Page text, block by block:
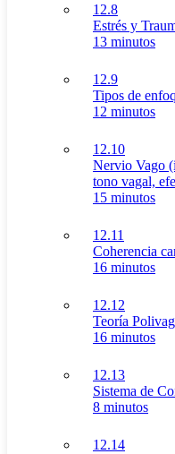
12.8
Estrés y
13 minutos
12.9
Tipos de
12 minutos
12.10
Nervio Vago
tono vagal,
15 minutos
12.11
Coherencia
16 minutos
12.12
Teoría
16 minutos
12.13
Sistema de
8 minutos
12.14